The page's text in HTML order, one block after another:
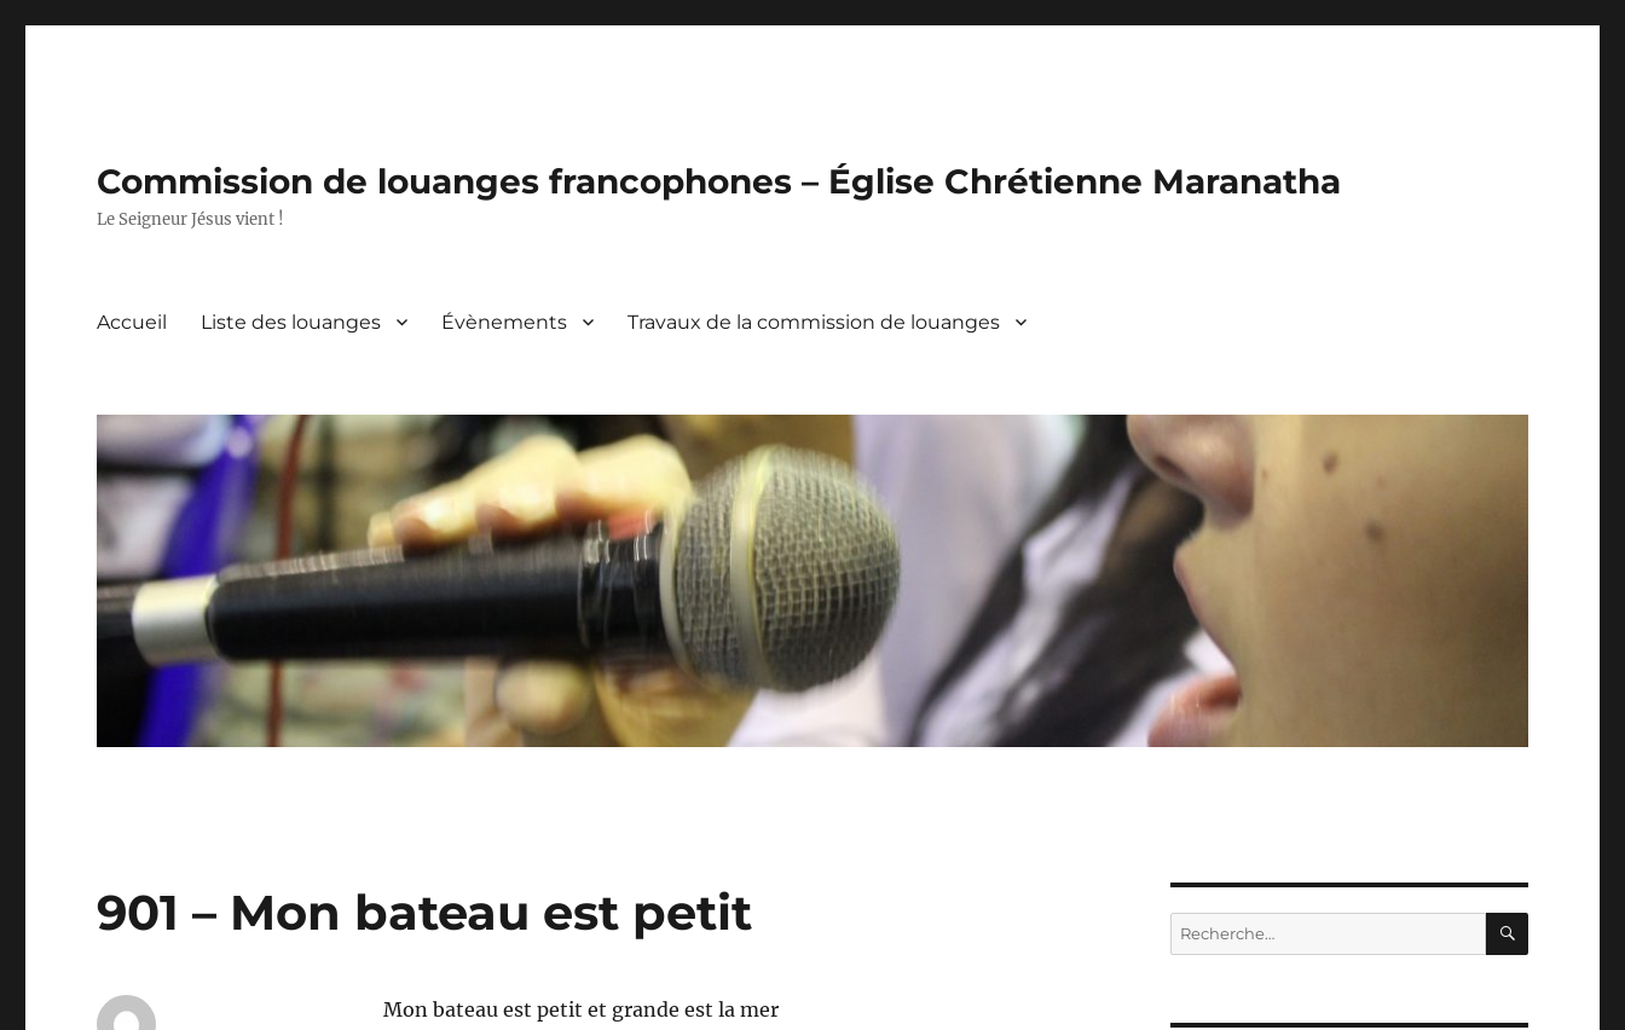
Commission de louanges francophones – Église Chrétienne Maranatha
Le Seigneur Jésus vient !
Accueil Liste des louanges Évènements Travaux de la commission de louanges
901 – Mon bateau est petit
Mon bateau est petit et grande est la mer
Recherche
pour :